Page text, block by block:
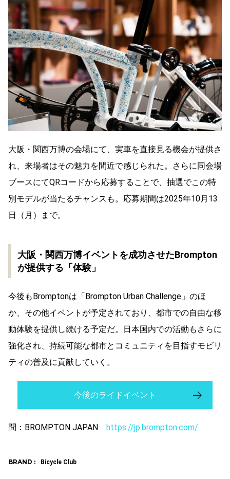
大阪・関西万博の会場にて、実車を直接見る機会が提供さ
れ、来場者はその魅力を間近で感じられた。さらに同会場
ブースにてQRコードから応募することで、抽選でこの特
別モデルが当たるチャンスも。応募期間は2025年10月13
日（月）まで。
大阪・関西万博イベントを成功させたBrompton
が提供する「体験」
今後もBromptonは「Brompton Urban Challenge」のほ
か、その他イベントが予定されており、都市での自由な移
動体験を提供し続ける予定だ。日本国内での活動もさらに
強化され、持続可能な都市とコミュニティを目指すモビリ
ティの普及に貢献していく。
今後のライドイベント
問：BROMPTON JAPAN https://jp.brompton.com/
BRAND : Bicycle Club